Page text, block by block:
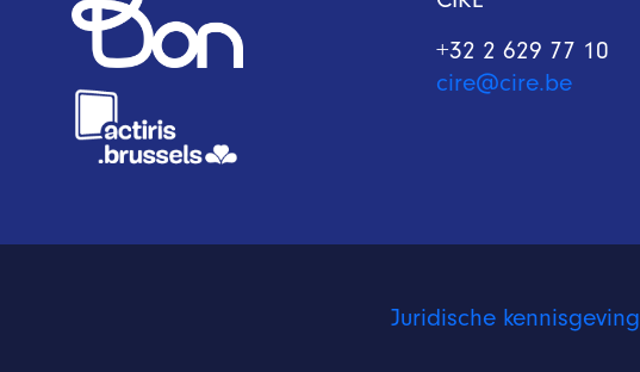
+32 2 629 77 10
cire@cire.be
Juridische kennisgeving